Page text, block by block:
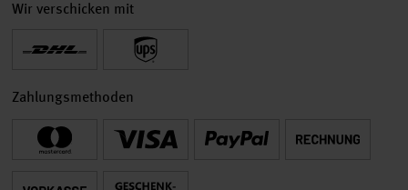
Wir verschicken mit
Zahlungsmethoden